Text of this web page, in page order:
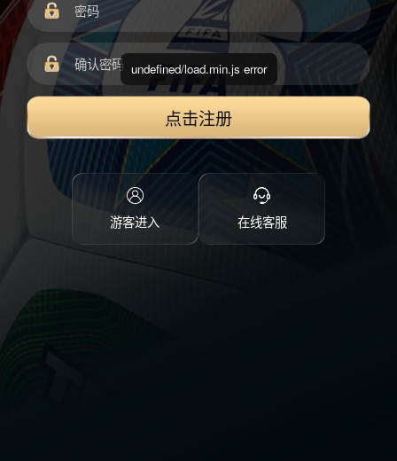
点击注册
游客进入 在线客服
undefined/load.min.js error